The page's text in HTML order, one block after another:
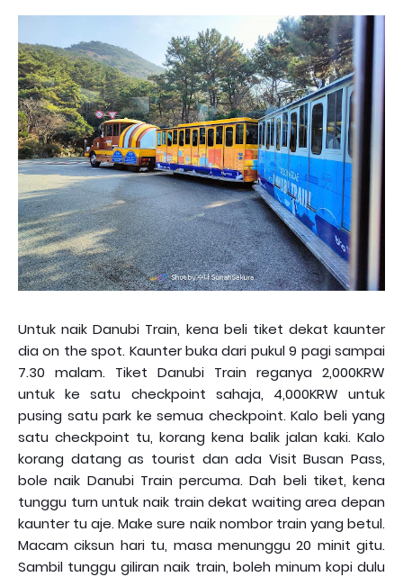
Untuk naik Danubi Train, kena beli tiket dekat kaunter
dia on the spot. Kaunter buka dari pukul 9 pagi sampai
7.30 malam. Tiket Danubi Train reganya 2,000KRW
untuk ke satu checkpoint sahaja, 4,000KRW untuk
pusing satu park ke semua checkpoint. Kalo beli yang
satu checkpoint tu, korang kena balik jalan kaki. Kalo
korang datang as tourist dan ada Visit Busan Pass,
bole naik Danubi Train percuma. Dah beli tiket, kena
tunggu turn untuk naik train dekat waiting area depan
kaunter tu aje. Make sure naik nombor train yang betul.
Macam ciksun hari tu, masa menunggu 20 minit gitu.
Sambil tunggu giliran naik train, boleh minum kopi dulu